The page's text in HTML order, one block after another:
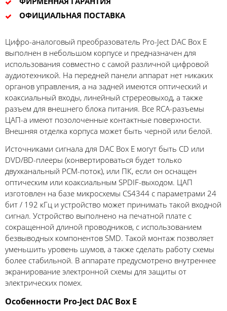
ОФИЦИАЛЬНАЯ ПОСТАВКА
Цифро-аналоговый преобразователь Pro-Ject DAC Box E
выполнен в небольшом корпусе и предназначен для
использования совместно с самой различной цифровой
аудиотехникой. На передней панели аппарат нет никаких
органов управления, а на задней имеются оптический и
коаксиальный входы, линейный стререовыход, а также
разъем для внешнего блока питания. Все RCA-разъемы
ЦАП-а имеют позолоченные контактные поверхности.
Внешняя отделка корпуса может быть черной или белой.
Источниками сигнала для DAC Box E могут быть CD или
DVD/BD-плееры (конвертироваться будет только
двухканальный PCM-поток), или ПК, если он оснащен
оптическим или коаксиальным SPDIF-выходом. ЦАП
изготовлен на базе микросхемы CS4344 с параметрами 24
бит / 192 кГц и устройство может принимать такой входной
сигнал. Устройство выполнено на печатной плате с
сокращенной длиной проводников, с использованием
безвыводных компонентов SMD. Такой монтаж позволяет
уменьшить уровень шумов, а также сделать работу схемы
более стабильной. В аппарате предусмотрено внутреннее
экранирование электронной схемы для защиты от
электрических помех.
Особенности Pro-Ject DAC Box E